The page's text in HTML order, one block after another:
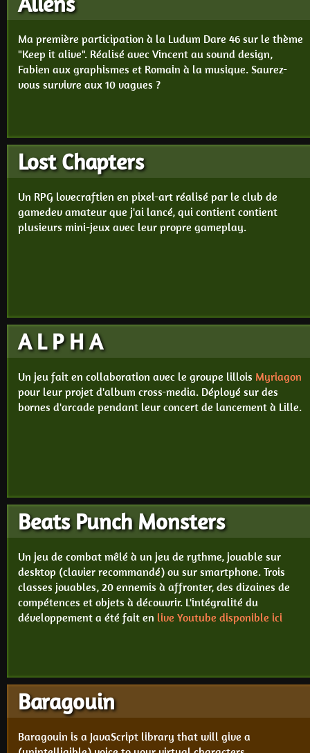
Ma première participation à la Ludum Dare 46 sur le thème
"Keep it alive". Réalisé avec Vincent au sound design,
Fabien aux graphismes et Romain à la musique. Saurez-
vous survivre aux 10 vagues ?
Lost Chapters
Un RPG lovecraftien en pixel-art réalisé par le club de
gamedev amateur que j'ai lancé, qui contient contient
plusieurs mini-jeux avec leur propre gameplay.
A L P H A
Un jeu fait en collaboration avec le groupe lillois Myriagon
pour leur projet d'album cross-media. Déployé sur des
bornes d'arcade pendant leur concert de lancement à Lille.
Beats Punch Monsters
Un jeu de combat mêlé à un jeu de rythme, jouable sur
desktop (clavier recommandé) ou sur smartphone. Trois
classes jouables, 20 ennemis à affronter, des dizaines de
compétences et objets à découvrir. L'intégralité du
développement a été fait en live Youtube disponible ici
Baragouin
Baragouin is a JavaScript library that will give a